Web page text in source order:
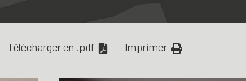
Télécharger en .pdf Imprimer